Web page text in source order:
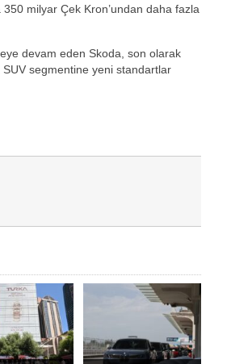
milyar Çek Kron’undan daha fazla
devam eden Skoda, son olarak
SUV segmentine yeni standartlar